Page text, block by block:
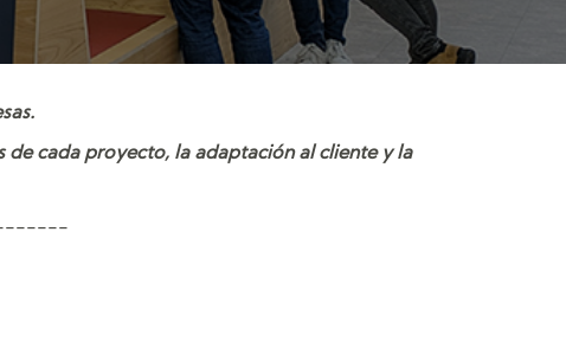
de cada proyecto, la adaptación al cliente y la